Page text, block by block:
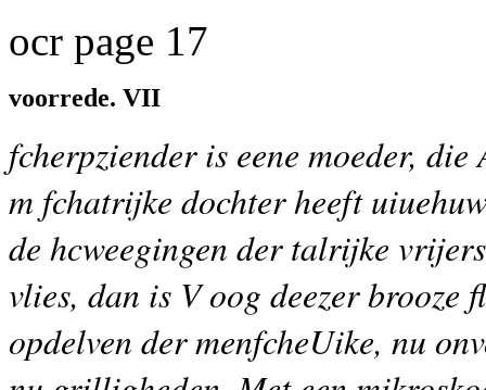
ocr page 17
voorrede. VII
fcherpziender is eene moeder,
m fchatrijke dochter heeft
de hcweegingen der talrijke
vlies, dan is V oog deezer
opdelven der menfcheUike, nu